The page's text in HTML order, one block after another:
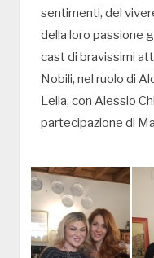
sentimenti, del
della loro passione
cast di bravissimi
Nobili, nel ruolo di
Lella, con Alessio
partecipazione di